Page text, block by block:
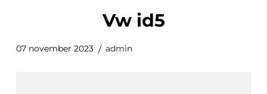
vw id5
07 november 2023 admin